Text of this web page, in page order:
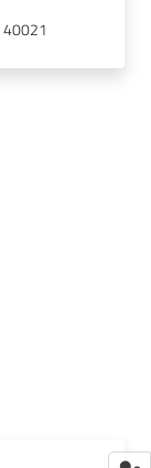
40021